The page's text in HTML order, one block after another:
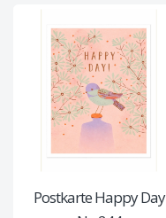
Postkarte Happy Day